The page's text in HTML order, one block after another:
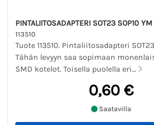
PINTALIITOSADAPTERI SOT23 SOP10 YM
113510
Tuote 113510. Pintaliitosadapteri SOT23
Tähän levyyn saa sopimaan
SMD kotelot. Toisella puolella eri...
0,60 €
Saatavilla